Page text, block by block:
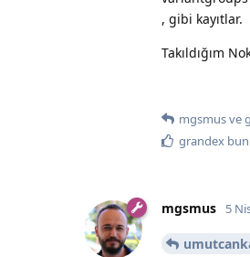
, gibi kayıtlar.
Takıldığım
mgsmusve
grandex
mgsmus 5